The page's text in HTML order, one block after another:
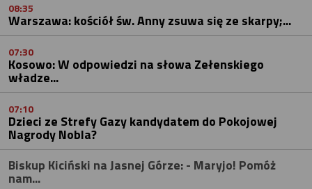
08:35
Warszawa: kościół św. Anny zsuwa się ze skarpy;...
07:30
Kosowo: W odpowiedzi na słowa Zełenskiego
władze...
07:10
Dzieci ze Strefy Gazy kandydatem do Pokojowej
Nagrody Nobla?
Biskup Kiciński na Jasnej Górze: - Maryjo! Pomóż
nam...